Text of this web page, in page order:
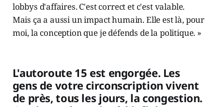
lobbys d'affaires. C'est correct et c'est valable.
Mais ça a aussi un impact humain. Elle est là, pour
moi, la conception que je défends de la politique. »
L'autoroute 15 est engorgée. Les
gens de votre circonscription vivent
de près, tous les jours, la congestion.